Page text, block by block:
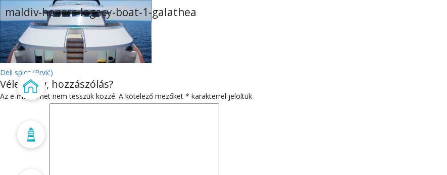
Főoldal
maldiv-honors-legacy-boat-1-galathea
BEJEGYZÉS
NAVIGÁCIÓ
Déli spicc (Prvić)
Vélemény, hozzászólás?
Az e-mail címet nem tesszük közzé. A kötelező mezőket * karakterrel jelöltük